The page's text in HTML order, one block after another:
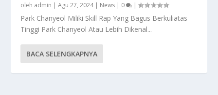
oleh admin |Agu 27, 2024| News | 0 |
Park Chanyeol Miliki Skill Rap Yang Bagus Berkuliatas
Tinggi Park Chanyeol Atau Lebih Dikenal...
BACA SELENGKAPNYA